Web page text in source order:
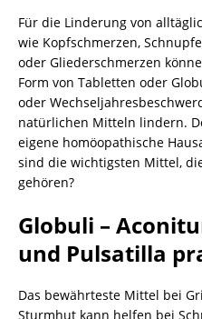
Für die Linderung von
wie Kopfschmerzen,
oder Gliederschmerzen
Form von Tabletten oder
oder
natürlichen Mitteln lindern.
eigene homöopathische
sind die wichtigsten Mittel,
gehören?
Globuli –
und Pulsatilla
Das bewährteste Mittel bei
Sturmhut kann helfen bei